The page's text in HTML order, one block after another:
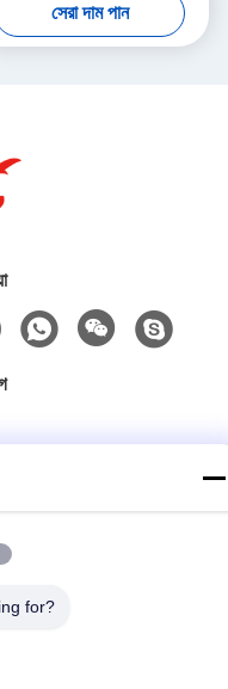
সেরা দাম পান
for?